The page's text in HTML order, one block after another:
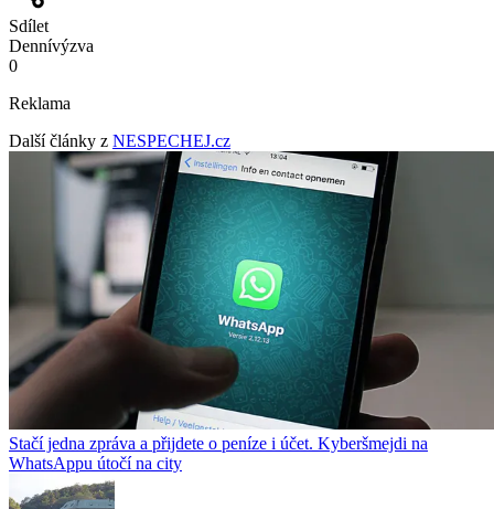
Sdílet
Dennívýzva
0
Reklama
Další články z NESPECHEJ.cz
Stačí jedna zpráva a přijdete o peníze i účet. Kyberšmejdi na
WhatsAppu útočí na city